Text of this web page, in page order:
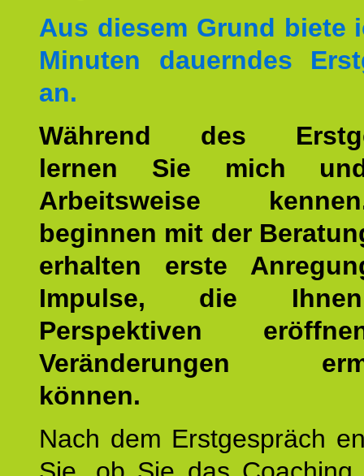
Aus diesem Grund biete
Minuten dauerndes
an.
Während des
lernen Sie mich
Arbeitsweise
beginnen mit der
erhalten erste
Impulse, die
Perspektiven
Veränderungen
können.
Nach dem Erstgespräch